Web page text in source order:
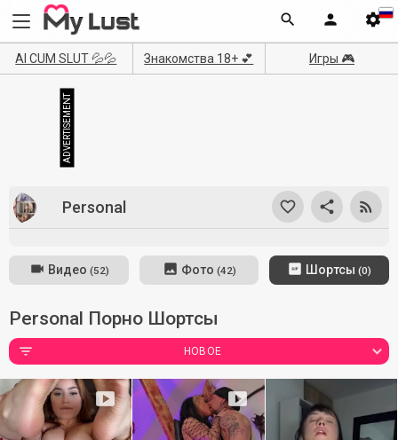
AI CUM SLUT 💦💦 Знакомства 18+ 💕 Игры 🎮
Personal
Видео (52) Фото (42) Шортсы (0)
Personal Порно Шортсы
НОВОЕ